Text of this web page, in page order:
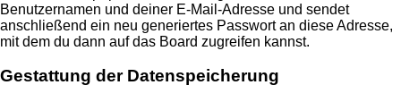
Benutzernamen und deiner E-Mail-Adresse und sendet
anschließend ein neu generiertes Passwort an diese Adresse,
mit dem du dann auf das Board zugreifen kannst.
Gestattung der Datenspeicherung